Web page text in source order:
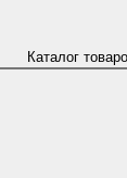
Каталог